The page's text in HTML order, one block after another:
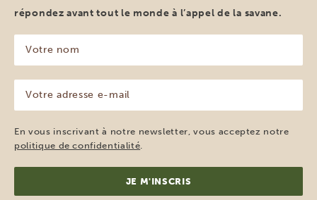
répondez avant tout le monde à l’appel de la savane.
nom
(Nécessaire)
adresse
e-
mail
(Nécessaire)
En vous inscrivant à notre newsletter, vous acceptez notre
politique de confidentialité